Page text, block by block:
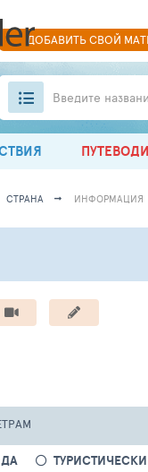
ДОБАВИТЬСВОЙ
Введите
СТРАНА ИНФОРМАЦИЯ